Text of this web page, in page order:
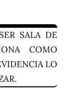
SALA DE
COMO
LO